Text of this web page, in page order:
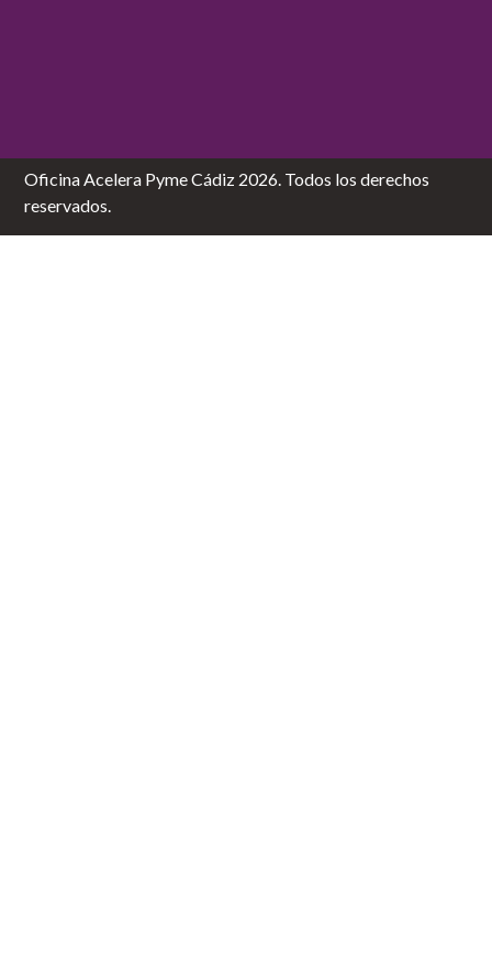
Oficina Acelera Pyme Cádiz 2026. Todos los derechos
reservados.